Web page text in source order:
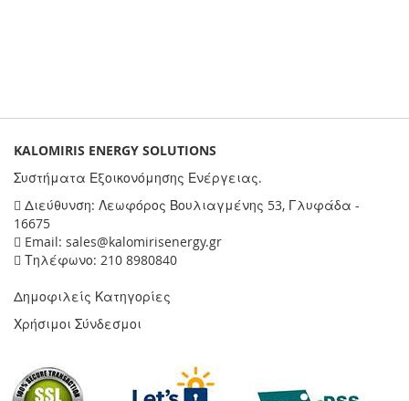
KALOMIRIS ENERGY SOLUTIONS
Συστήματα Εξοικονόμησης Ενέργειας.
Διεύθυνση: Λεωφόρος Βουλιαγμένης 53, Γλυφάδα -
16675
Email: sales@kalomirisenergy.gr
Τηλέφωνο: 210 8980840
Δημοφιλείς Κατηγορίες
Χρήσιμοι Σύνδεσμοι